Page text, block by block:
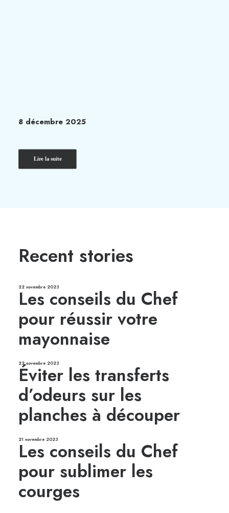
8 décembre 2025
Lire la suite
Recent stories
22 novembre 2023
Les conseils du Chef
pour réussir votre
mayonnaise
22 novembre 2023
Éviter les transferts
d’odeurs sur les
planches à découper
21 novembre 2023
Les conseils du Chef
pour sublimer les
courges